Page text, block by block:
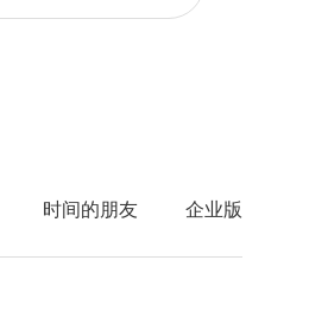
时间的朋友 企业版